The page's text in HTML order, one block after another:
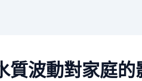
質波動對家庭的